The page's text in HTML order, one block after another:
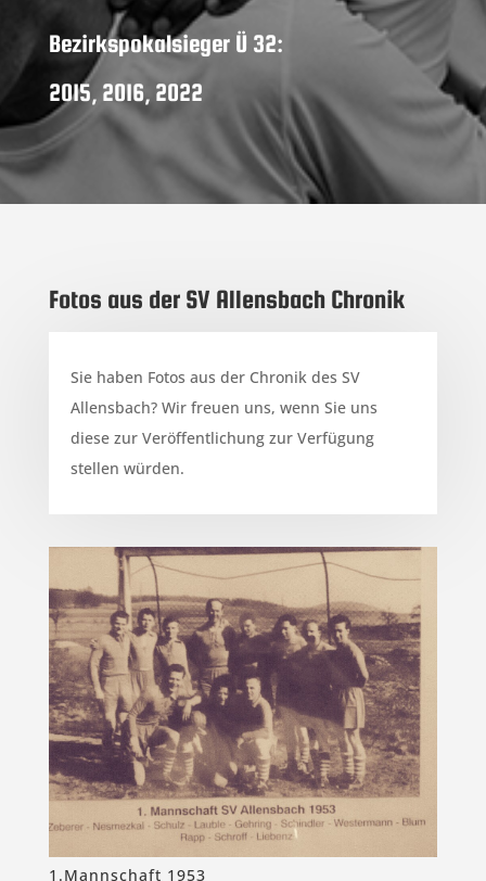
Bezirkspokalsieger Ü 32:
2015, 2016, 2022
Fotos aus der SV Allensbach Chronik
Sie haben Fotos aus der Chronik des SV
Allensbach? Wir freuen uns, wenn Sie uns
diese zur Veröffentlichung zur Verfügung
stellen würden.
1.Mannschaft 1953